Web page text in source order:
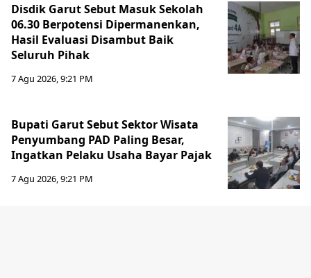
Disdik Garut Sebut Masuk Sekolah
06.30 Berpotensi Dipermanenkan,
Hasil Evaluasi Disambut Baik
Seluruh Pihak
7 Agu 2026, 9:21 PM
Bupati Garut Sebut Sektor Wisata
Penyumbang PAD Paling Besar,
Ingatkan Pelaku Usaha Bayar Pajak
7 Agu 2026, 9:21 PM